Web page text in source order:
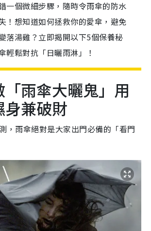
一個微細步驟，隨時令雨傘的防水
！想知道如何拯救你的愛傘，避免
落湯雞？立即揭開以下5個保養秘
輕鬆對抗「日曬雨淋」！
雨傘大曬鬼」用
兼破財
，雨傘絕對是大家出門必備的「看門